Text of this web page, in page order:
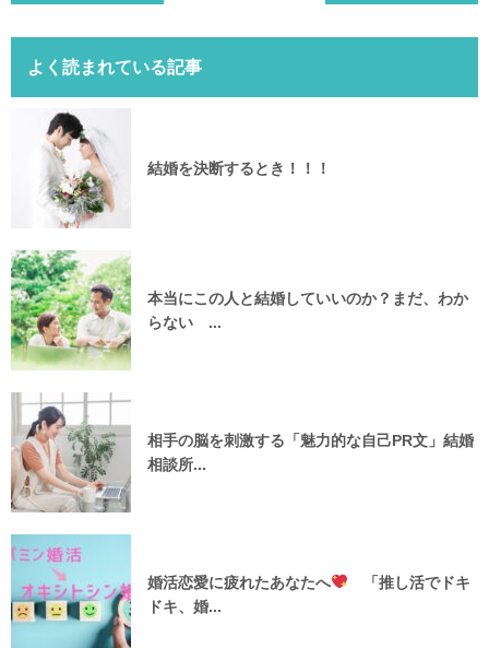
よく読まれている記事
結婚を決断するとき！！！
本当にこの人と結婚していいのか？まだ、わか
らない ...
相手の脳を刺激する「魅力的な自己PR文」結婚
相談所...
婚活恋愛に疲れたあなたへ
「推し活でドキ
ドキ、婚...